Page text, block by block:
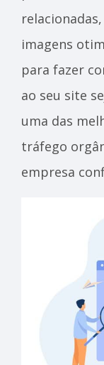
imagens
para fazer
ao seu site
uma das
tráfego
empresa